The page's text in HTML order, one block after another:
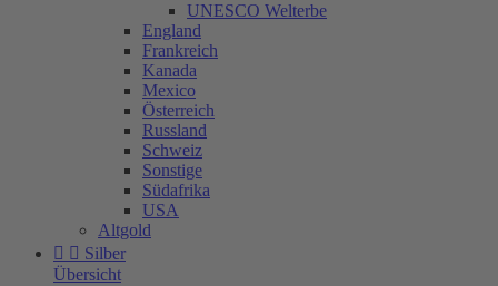
UN­ES­CO Welt­er­be
England
Frankreich
Kanada
Mexico
Österreich
Russland
Schweiz
Sonstige
Südafrika
USA
Altgold
  Silber
Übersicht